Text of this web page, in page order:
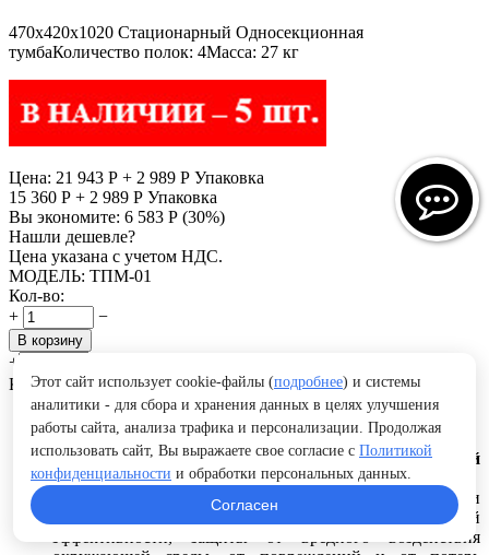
470х420х1020 Стационарный Односекционная
тумбаКоличество полок: 4Масса: 27 кг
Цена: 21 943 Р + 2 989 Р Упаковка
15 360 Р + 2 989 Р Упаковка
Вы экономите: 6 583 Р (30%)
Нашли дешевле?
Цена указана с учетом НДС.
МОДЕЛЬ: ТПМ-01
Кол-во:
+
−
В корзину
+
Купить в 1 клик Отложить Сравнить
Упаковка
Упаковка является важной частью готовой
продукции.
При выборе упаковки продукции основными вопросами
являются: определение ее наибольшей экономической
эффективности, защиты от вредного воздействия
Этот сайт использует cookie-файлы (подробнее) и системы
аналитики - для сбора и хранения данных в целях улучшения
работы сайта, анализа трафика и персонализации. Продолжая
использовать сайт, Вы выражаете свое согласие с Политикой
конфиденциальности и обработки персональных данных.
Согласен